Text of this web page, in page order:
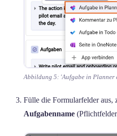
Abbildung 5: 'Aufgabe in Planner
Fülle die Formularfelder aus,
Aufgabenname